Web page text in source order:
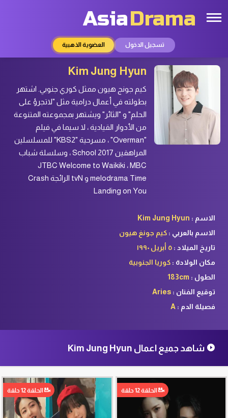
AsiaDrama
تسجيل الدخول العضوية الذهبية
Kim Jung Hyun
كيم جونج هيون ممثل كوري جنوبي. اشتهر
بطولته في أعمال درامية مثل "لاتجرؤ على
الحلم" و "الثائر" ويشتهر بمجموعته المتنوعة
من الأدوار القيادية ، لا سيما في فيلم
"Overman" ، مسرحية "KBS2" للمسلسلين
المراهقين School 2017 ، وسلسلة شباب
JTBC Welcome to Waikiki ، MBC
melodrama Time و tvN الرائجة Crash
Landing on You
الاسم : Kim Jung Hyun
الاسم بالعربي : كيم جونغ هيون
تاريخ الميلاد : ٥ أبريل ١٩٩٠
مكان الولادة : كوريا الجنوبية
الطول : 183cm
توقيع الفنان : Aries
فصيلة الدم : A
شاهد جميع اعمال Kim Jung Hyun
الحلقة 12 حلقة الحلقة 12 حلقة